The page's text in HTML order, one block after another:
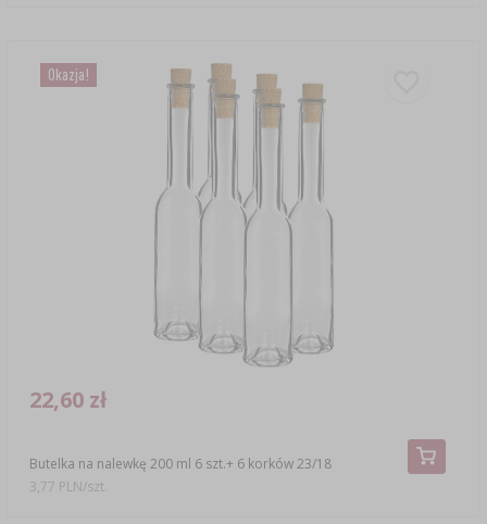
Okazja!
Butelka na nalewkę 200 ml 6 szt.+ 6 korków 23/18
22,60 zł
3,77 PLN/szt.